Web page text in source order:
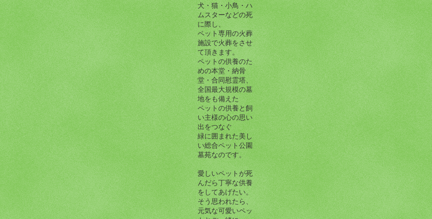
犬・猫・小鳥・ハ
ムスターなどの死
に際し、
ペット専用の火葬
施設で火葬をさせ
て頂きます。
ペットの供養のた
めの本堂・納骨
堂・合同慰霊塔、
全国最大規模の墓
地をも備えた
ペットの供養と飼
い主様の心の思い
出をつなぐ
緑に囲まれた美し
い総合ペット公園
墓苑なのです。
愛しいペットが死
んだら丁寧な供養
をしてあげたい。
そう思われたら、
元気な可愛いペッ